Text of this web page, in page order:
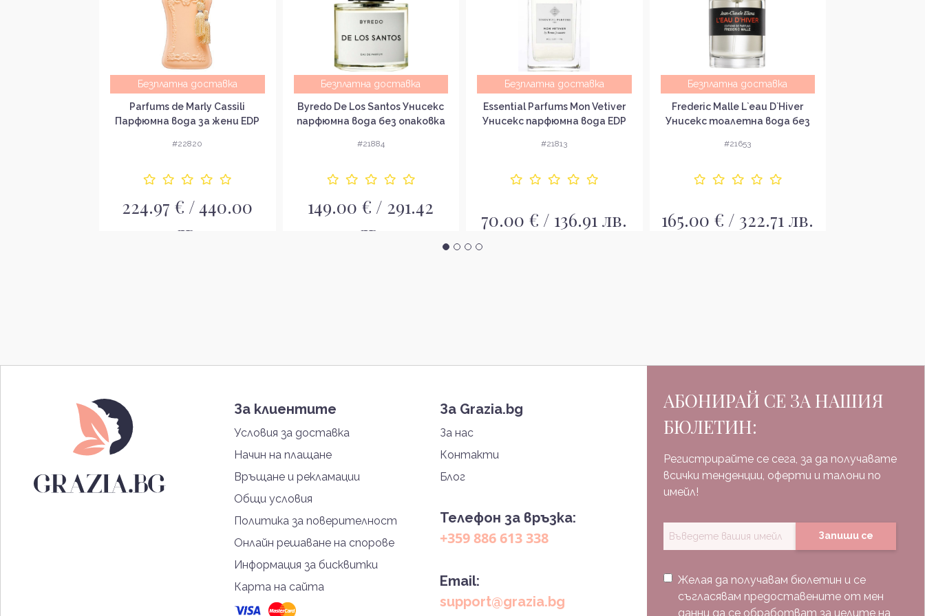
Безплатна доставка
Parfums de Marly Cassili
Парфюмна вода за жени EDP
#22820
224.97 € / 440.00
лв.
Безплатна доставка
Byredo De Los Santos Унисекс
парфюмна вода без опаковка
#21884
149.00 € / 291.42
лв.
Безплатна доставка
Essential Parfums Mon Vetiver
Унисекс парфюмна вода EDP
#21813
70.00 € / 136.91 лв.
Безплатна доставка
Frederic Malle L`eau D`Hiver
Унисекс тоалетна вода без
#21653
165.00 € / 322.71 лв.
За клиентите
Условия за доставка
Начин на плащане
Връщане и рекламации
Общи условия
Политика за поверителност
Онлайн решаване на спорове
Информация за бисквитки
Карта на сайта
За Grazia.bg
За нас
Контакти
Блог
Телефон за връзка:
+359 886 613 338
Email:
support@grazia.bg
АБОНИРАЙ СЕ ЗА НАШИЯ
БЮЛЕТИН:
Регистрирайте се сега, за да получавате
всички тенденции, оферти и талони по
имейл!
Запиши се
Желая да получавам бюлетин и се
съгласявам предоставените от мен
данни да се обработват за целите на